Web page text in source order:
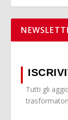
Tutti gli